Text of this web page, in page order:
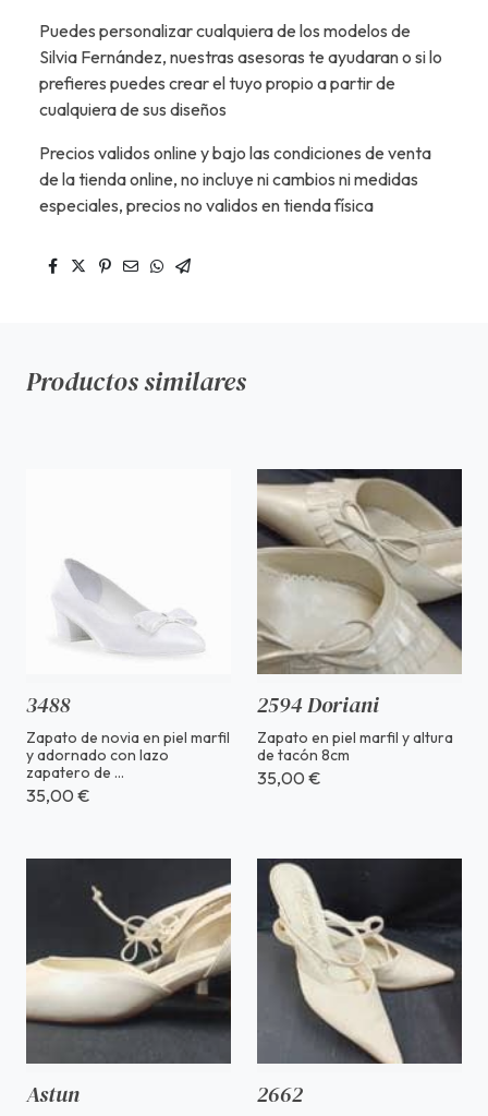
Puedes personalizar cualquiera de los modelos de
Silvia Fernández, nuestras asesoras te ayudaran o si lo
prefieres puedes crear el tuyo propio a partir de
cualquiera de sus diseños
Precios validos online y bajo las condiciones de venta
de la tienda online, no incluye ni cambios ni medidas
especiales, precios no validos en tienda física
Productos similares
3488
Zapato de novia en piel marfil
y adornado con lazo
zapatero de ...
35,00 €
2594 Doriani
Zapato en piel marfil y altura
de tacón 8cm
35,00 €
Astun 2662